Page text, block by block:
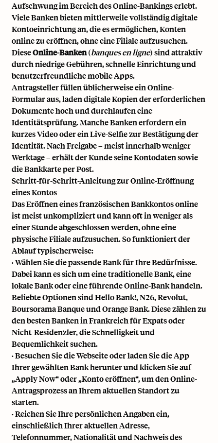
Aufschwung im Bereich des Online-Bankings erlebt.
Viele Banken bieten mittlerweile vollständig digitale
Kontoeinrichtung an, die es ermöglichen, Konten
online zu eröffnen, ohne eine Filiale aufzusuchen.
DieseOnline-Banken(banques en ligne) sind attraktiv
durch niedrige Gebühren, schnelle Einrichtung und
benutzerfreundliche mobile Apps.
Antragsteller füllen üblicherweise ein Online-
Formular aus, laden digitale Kopien der erforderlichen
Dokumente hoch und durchlaufen eine
Identitätsprüfung. Manche Banken erfordern ein
kurzes Video oder ein Live-Selfie zur Bestätigung der
Identität. Nach Freigabe – meist innerhalb weniger
Werktage – erhält der Kunde seine Kontodaten sowie
die Bankkarte per Post.
Schritt-für-Schritt-Anleitung zur Online-Eröffnung
eines Kontos
Das Eröffnen eines französischen Bankkontos online
ist meist unkompliziert und kann oft in weniger als
einer Stunde abgeschlossen werden, ohne eine
physische Filiale aufzusuchen. So funktioniert der
Ablauf typischerweise:
· Wählen Sie die passende Bank für Ihre Bedürfnisse.
Dabei kann es sich um eine traditionelle Bank, eine
lokale Bank oder eine führende Online-Bank handeln.
Beliebte Optionen sind Hello Bank!, N26, Revolut,
Boursorama Banque und Orange Bank. Diese zählen zu
den besten Banken in Frankreich für Expats oder
Nicht-Residenzler, die Schnelligkeit und
Bequemlichkeit suchen.
· Besuchen Sie die Webseite oder laden Sie die App
Ihrer gewählten Bank herunter und klicken Sie auf
„Apply Now“ oder „Konto eröffnen“, um den Online-
Antragsprozess an Ihrem aktuellen Standort zu
starten.
· Reichen Sie Ihre persönlichen Angaben ein,
einschließlich Ihrer aktuellen Adresse,
Telefonnummer, Nationalität und Nachweis des